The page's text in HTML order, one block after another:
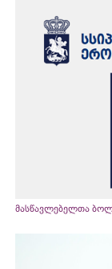
მასწავლებელთა